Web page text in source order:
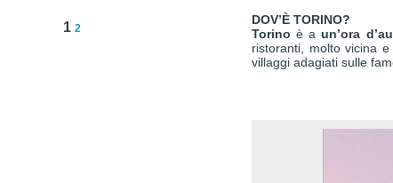
DOV’È TORINO?
Torino è aun’ora
ristoranti, molto vicina
villaggi adagiati sulle
1 2